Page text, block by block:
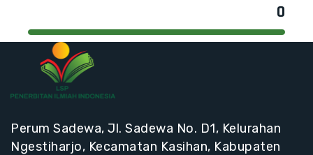
0
Perum Sadewa, Jl. Sadewa No. D1, Kelurahan
Ngestiharjo, Kecamatan Kasihan, Kabupaten